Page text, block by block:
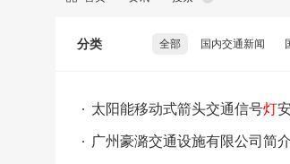
分类 全部 国内交通新闻
太阳能移动式箭头交通信号灯
广州豪潞交通设施有限公司简介